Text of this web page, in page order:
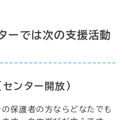
ーでは次の支援活動
ンター開放)
保護者の方ならどなたでも